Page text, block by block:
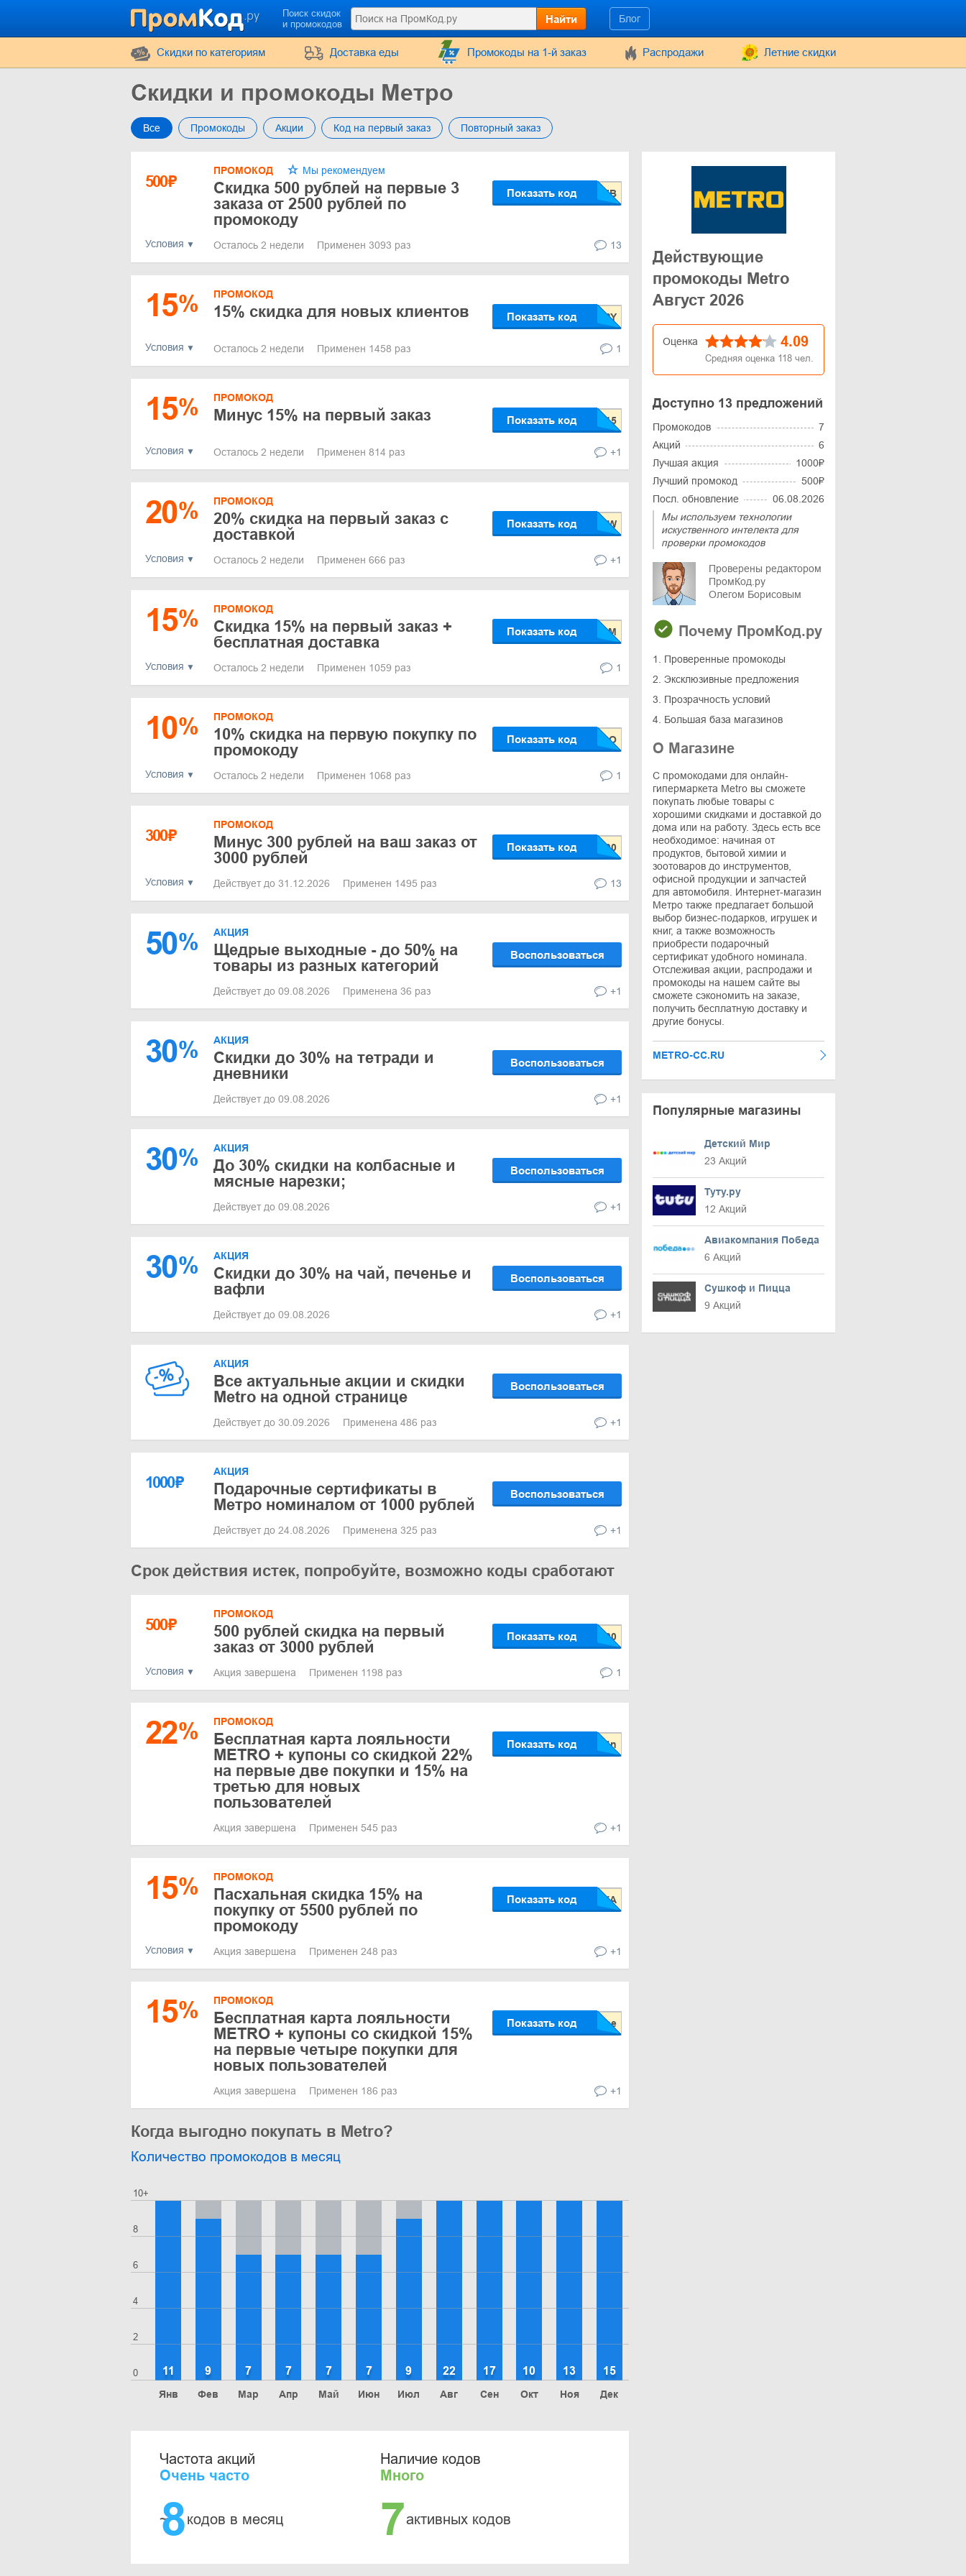
Поиск скидок
и промокодов
Найти Блог
Cкидки по категориям Доставка еды Промокоды на 1-й заказ Распродажи Летние скидки
Скидки и промокоды Метро
Все Промокоды Акции Код на первый заказ Повторный заказ
500₽
Условия
ПРОМОКОД Мы рекомендуем
Скидка 500 рублей на первые 3
заказа от 2500 рублей по
промокоду
Показать код
Осталось 2 недели Применен 3093 раз 13
15%
Условия
ПРОМОКОД
15% скидка для новых клиентов Показать код
Осталось 2 недели Применен 1458 раз 1
15%
Условия
ПРОМОКОД
Минус 15% на первый заказ Показать код
Осталось 2 недели Применен 814 раз +1
20%
Условия
ПРОМОКОД
20% скидка на первый заказ с
доставкой
Показать код
Осталось 2 недели Применен 666 раз +1
15%
Условия
ПРОМОКОД
Скидка 15% на первый заказ +
бесплатная доставка
Показать код
Осталось 2 недели Применен 1059 раз 1
10%
Условия
ПРОМОКОД
10% скидка на первую покупку по
промокоду
Показать код
Осталось 2 недели Применен 1068 раз 1
300₽
Условия
ПРОМОКОД
Минус 300 рублей на ваш заказ от
3000 рублей
Показать код
Действует до 31.12.2026 Применен 1495 раз 13
50% АКЦИЯ
Щедрые выходные - до 50% на
товары из разных категорий
Воспользоваться
Действует до 09.08.2026 Применена 36 раз +1
30% АКЦИЯ
Скидки до 30% на тетради и
дневники
Воспользоваться
Действует до 09.08.2026 +1
30% АКЦИЯ
До 30% скидки на колбасные и
мясные нарезки;
Воспользоваться
Действует до 09.08.2026 +1
30% АКЦИЯ
Скидки до 30% на чай, печенье и
вафли
Воспользоваться
Действует до 09.08.2026 +1
АКЦИЯ
Все актуальные акции и скидки
Metro на одной странице
Воспользоваться
Действует до 30.09.2026 Применена 486 раз +1
1000₽
АКЦИЯ
Подарочные сертификаты в
Метро номиналом от 1000 рублей
Воспользоваться
Действует до 24.08.2026 Применена 325 раз +1
Срок действия истек, попробуйте, возможно коды сработают
500₽
Условия
ПРОМОКОД
500 рублей скидка на первый
заказ от 3000 рублей
Показать код
Акция завершена Применен 1198 раз 1
22% ПРОМОКОД
Бесплатная карта лояльности
METRO + купоны со скидкой 22%
на первые две покупки и 15% на
третью для новых
пользователей
Показать код
Акция завершена Применен 545 раз +1
15%
Условия
ПРОМОКОД
Пасхальная скидка 15% на
покупку от 5500 рублей по
промокоду
Показать код
Акция завершена Применен 248 раз +1
15% ПРОМОКОД
Бесплатная карта лояльности
METRO + купоны со скидкой 15%
на первые четыре покупки для
новых пользователей
Показать код
Акция завершена Применен 186 раз +1
Когда выгодно покупать в Metro?
Количество промокодов в месяц
0
2
4
6
8
10+
Янв
11
Фев
9
Мар
7
Апр
7
Май
7
Июн
7
Июл
9
Авг
22
Сен
17
Окт
10
Ноя
13
Дек
15
Частота акций
Очень часто
~
8кодов в месяц
Наличие кодов
Много
7активных кодов
Действующие
промокоды Metro
Август 2026
Оценка 4.09
Средняя оценка 118 чел.
Доступно 13 предложений
Промокодов
7
Акций
6
Лучшая акция
1000₽
Лучший промокод
500₽
Посл. обновление
06.08.2026
Мы используем технологии
искуственного интелекта для
проверки промокодов
Проверены редактором
ПромКод.ру
Олегом Борисовым
Почему ПромКод.ру
1. Проверенные промокоды
2. Эксклюзивные предложения
3. Прозрачность условий
4. Большая база магазинов
О Магазине
С промокодами для онлайн-
гипермаркета Мetro вы сможете
покупать любые товары с
хорошими скидками и доставкой до
дома или на работу. Здесь есть все
необходимое: начиная от
продуктов, бытовой химии и
зоотоваров до инструментов,
офисной продукции и запчастей
для автомобиля. Интернет-магазин
Метро также предлагает большой
выбор бизнес-подарков, игрушек и
книг, а также возможность
приобрести подарочный
сертификат удобного номинала.
Отслеживая акции, распродажи и
промокоды на нашем сайте вы
сможете сэкономить на заказе,
получить бесплатную доставку и
другие бонусы.
METRO-CC.RU
Популярные магазины
Детский Мир
23 Акций
Туту.ру
12 Акций
Авиакомпания Победа
6 Акций
Сушкоф и Пицца
9 Акций